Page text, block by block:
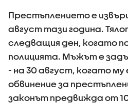
Престъплението е
август тази година.
следващия ден, когато
полицията. Мъжът е
- на 30 август, когато му
обвинение за
законът предвижда от